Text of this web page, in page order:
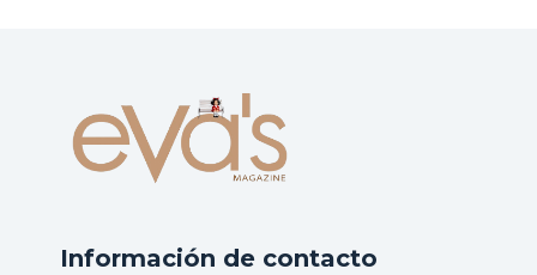
Información de contacto